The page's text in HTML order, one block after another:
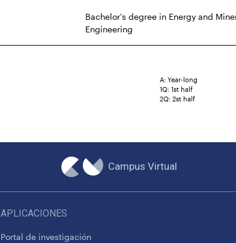
Bachelor's degree in Energy and
Engineering
A: Year-long
1Q: 1st half
2Q: 2st half
Campus Virtual
APLICACIONES
Portal de investigación